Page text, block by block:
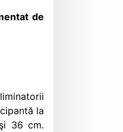
de
la
36 cm.